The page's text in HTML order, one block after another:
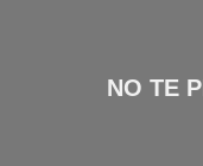
NO TE